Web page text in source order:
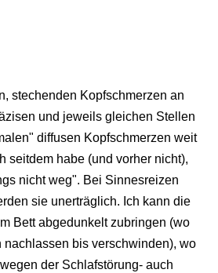
stechenden Kopfschmerzen an
und jeweils gleichen Stellen
diffusen Kopfschmerzen weit
seitdem habe (und vorher nicht),
nicht weg". Bei Sinnesreizen
sie unerträglich. Ich kann die
Bett abgedunkelt zubringen (wo
nachlassen bis verschwinden), wo
der Schlafstörung- auch